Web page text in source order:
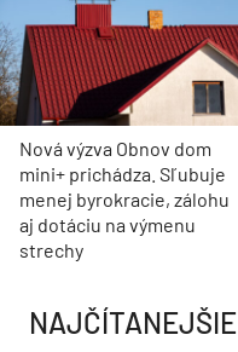
Nová výzva Obnov dom
mini+ prichádza. Sľubuje
menej byrokracie, zálohu
aj dotáciu na výmenu
strechy
NAJČÍTANEJŠIE